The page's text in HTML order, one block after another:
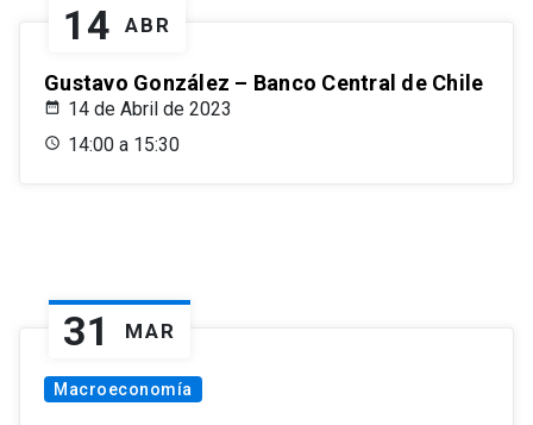
14 ABR
Gustavo González – Banco Central de Chile
14 de Abril de 2023
14:00 a 15:30
31 MAR
Macroeconomía